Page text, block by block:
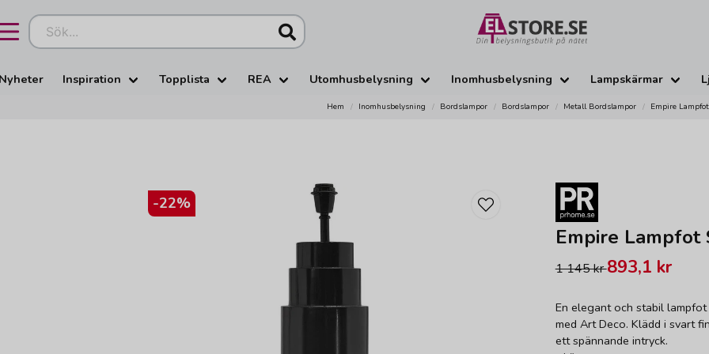
Sök...
Inspiration Topplista REA Utomhusbelysning Inomhusbelysning Lampskärmar
Hem Inomhusbelysning Bordslampor Bordslampor Metall Bordslampor Empire
-22%
Empire Lampfot
1 145 kr893,1 kr
En elegant och stabil
med Art Deco. Klädd i svart
ett spännande intryck.